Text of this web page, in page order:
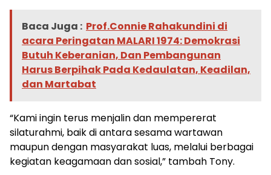
Baca Juga : Prof.Connie Rahakundini di
acara Peringatan MALARI 1974: Demokrasi
Butuh Keberanian, Dan Pembangunan
Harus Berpihak Pada Kedaulatan, Keadilan,
dan Martabat
“Kami ingin terus menjalin dan mempererat
silaturahmi, baik di antara sesama wartawan
maupun dengan masyarakat luas, melalui berbagai
kegiatan keagamaan dan sosial,” tambah Tony.